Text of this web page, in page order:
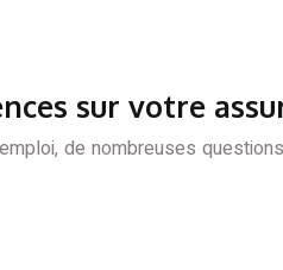
sur votre
de nombreuses